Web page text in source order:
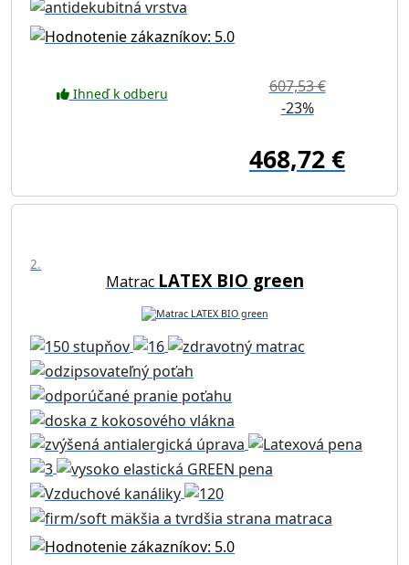
Ihneď k odberu
607,53 €
-23%
468,72 €
2.
Matrac LATEX BIO green